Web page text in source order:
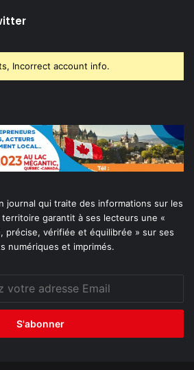
Incorrect account info.
journal qui traite des informations sur les
garantit à ses lecteurs une «
précise, vérifiée et équilibrée » sur ses
numériques et imprimés.